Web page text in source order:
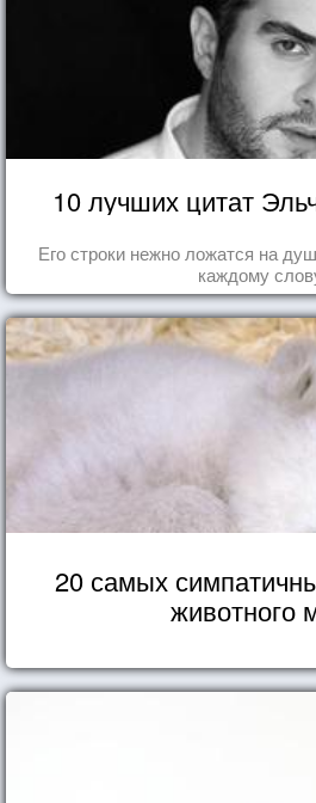
10 лучших цитат
Его строки нежно ложатся на
каждому
20 самых
животного